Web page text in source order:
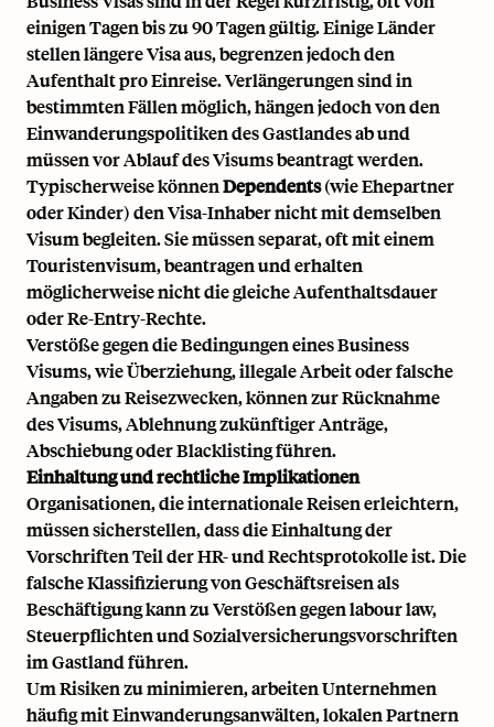
einigen Tagen bis zu 90 Tagen gültig. Einige Länder
stellen längere Visa aus, begrenzen jedoch den
Aufenthalt pro Einreise. Verlängerungen sind in
bestimmten Fällen möglich, hängen jedoch von den
Einwanderungspolitiken des Gastlandes ab und
müssen vor Ablauf des Visums beantragt werden.
Typischerweise könnenDependents(wie Ehepartner
oder Kinder) den Visa-Inhaber nicht mit demselben
Visum begleiten. Sie müssen separat, oft mit einem
Touristenvisum, beantragen und erhalten
möglicherweise nicht die gleiche Aufenthaltsdauer
oder Re-Entry-Rechte.
Verstöße gegen die Bedingungen eines Business
Visums, wie Überziehung, illegale Arbeit oder falsche
Angaben zu Reisezwecken, können zur Rücknahme
des Visums, Ablehnung zukünftiger Anträge,
Abschiebung oder Blacklisting führen.
Einhaltung und rechtliche Implikationen
Organisationen, die internationale Reisen erleichtern,
müssen sicherstellen, dass die Einhaltung der
Vorschriften Teil der HR- und Rechtsprotokolle ist. Die
falsche Klassifizierung von Geschäftsreisen als
Beschäftigung kann zu Verstößen gegenlabour law,
Steuerpflichten und Sozialversicherungsvorschriften
im Gastland führen.
Um Risiken zu minimieren, arbeiten Unternehmen
häufig mit Einwanderungsanwälten, lokalen Partnern